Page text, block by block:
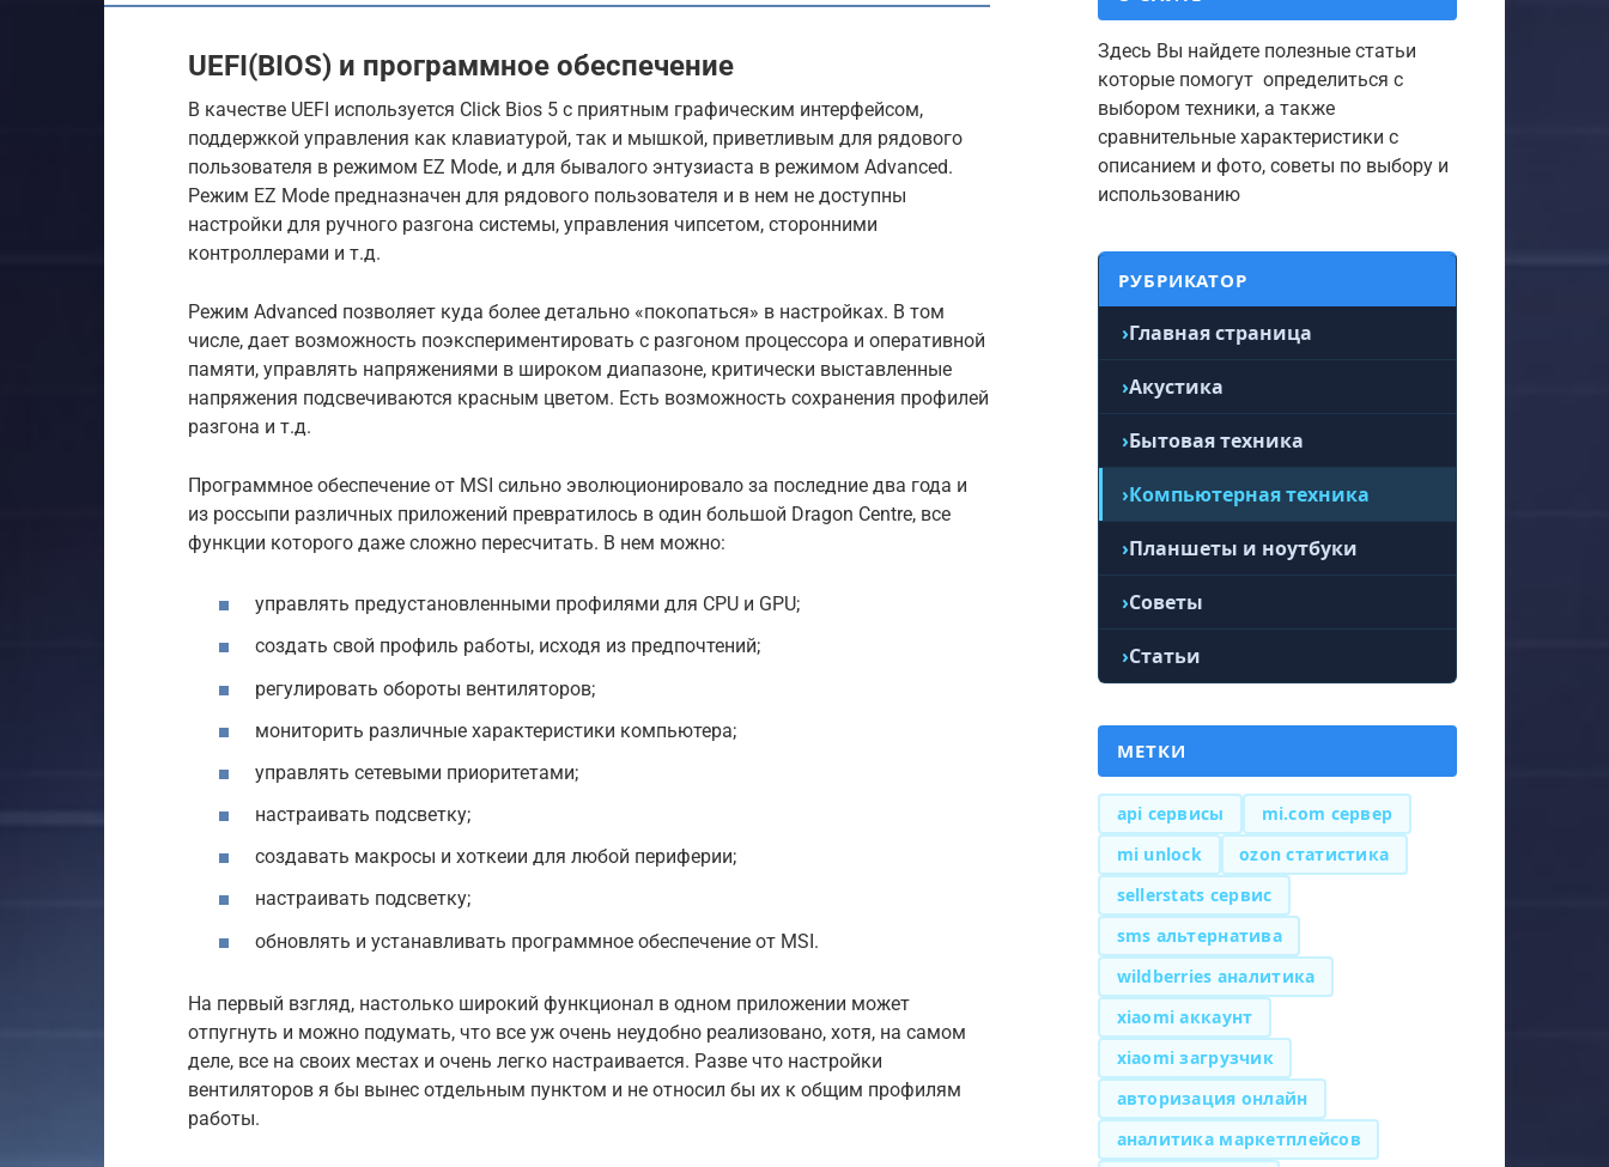
UEFI(BIOS) и программное обеспечение
В качестве UEFI используется Click Bios 5 с приятным графическим интерфейсом,
поддержкой управления как клавиатурой, так и мышкой, приветливым для рядового
пользователя в режимом EZ Mode, и для бывалого энтузиаста в режимом Advanced.
Режим EZ Mode предназначен для рядового пользователя и в нем не доступны
настройки для ручного разгона системы, управления чипсетом, сторонними
контроллерами и т.д.
Режим Advanced позволяет куда более детально «покопаться» в настройках. В том
числе, дает возможность поэкспериментировать с разгоном процессора и оперативной
памяти, управлять напряжениями в широком диапазоне, критически выставленные
напряжения подсвечиваются красным цветом. Есть возможность сохранения профилей
разгона и т.д.
Программное обеспечение от MSI сильно эволюционировало за последние два года и
из россыпи различных приложений превратилось в один большой Dragon Centre, все
функции которого даже сложно пересчитать. В нем можно:
управлять предустановленными профилями для CPU и GPU;
создать свой профиль работы, исходя из предпочтений;
регулировать обороты вентиляторов;
мониторить различные характеристики компьютера;
управлять сетевыми приоритетами;
настраивать подсветку;
создавать макросы и хоткеии для любой периферии;
настраивать подсветку;
обновлять и устанавливать программное обеспечение от MSI.
На первый взгляд, настолько широкий функционал в одном приложении может
отпугнуть и можно подумать, что все уж очень неудобно реализовано, хотя, на самом
деле, все на своих местах и очень легко настраивается. Разве что настройки
вентиляторов я бы вынес отдельным пунктом и не относил бы их к общим профилям
работы.
Здесь Вы найдете полезные статьи
которые помогут определиться с
выбором техники, а также
сравнительные характеристики с
описанием и фото, советы по выбору и
использованию
РУБРИКАТОР
Главная страница
Акустика
Бытовая техника
Компьютерная техника
Планшеты и ноутбуки
Советы
Статьи
МЕТКИ
api сервисы
mi.com сервер
mi unlock
ozon статистика
sellerstats сервис
sms альтернатива
wildberries аналитика
xiaomi аккаунт
xiaomi загрузчик
авторизация онлайн
аналитика маркетплейсов